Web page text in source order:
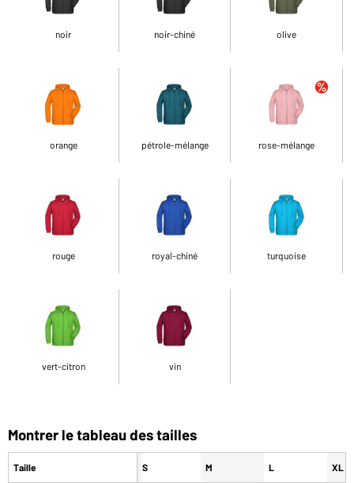
noir noir-chiné olive
orange pétrole-mélange rose-mélange
rouge royal-chiné turquoise
vert-citron vin
Montrer le tableau des tailles
Taille S M L XL